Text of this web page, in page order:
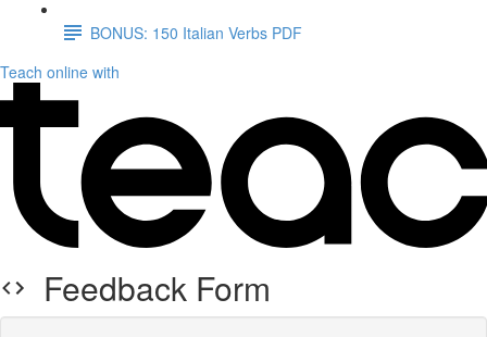
BONUS: 150 Italian Verbs PDF
Teach online with
Feedback Form